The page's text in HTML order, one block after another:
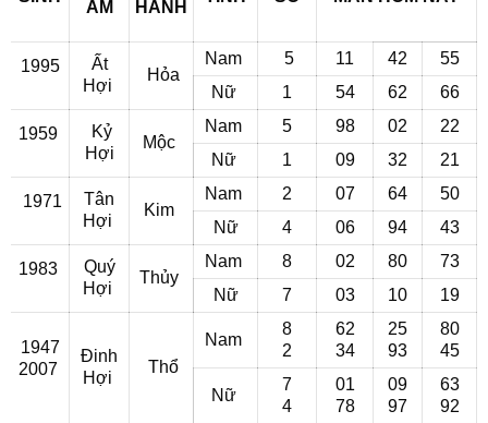
ÂM
HÀNH
1995
Ất
Hợi
Hỏa
Nam 5 11 42
55
Nữ
1 54 62 66
1959
Kỷ
Hợi
Mộc
Nam 5 98 02
22
Nữ
1 09 32 21
1971
Tân
Hợi
Kim
Nam 2 07 64
50
Nữ
4 06 94 43
1983
Quý
Hợi
Thủy
Nam 8 02 80
73
Nữ
7 03 10 19
1947
2007
Đinh
Hợi
Thổ
Nam
8
2
62
34
25
93
80
45
Nữ
7
4
01
78
09
97
63
92